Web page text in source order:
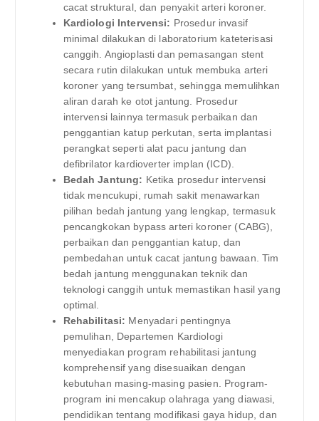
cacat struktural, dan penyakit arteri koroner.
Kardiologi Intervensi: Prosedur invasif
minimal dilakukan di laboratorium kateterisasi
canggih. Angioplasti dan pemasangan stent
secara rutin dilakukan untuk membuka arteri
koroner yang tersumbat, sehingga memulihkan
aliran darah ke otot jantung. Prosedur
intervensi lainnya termasuk perbaikan dan
penggantian katup perkutan, serta implantasi
perangkat seperti alat pacu jantung dan
defibrilator kardioverter implan (ICD).
Bedah Jantung: Ketika prosedur intervensi
tidak mencukupi, rumah sakit menawarkan
pilihan bedah jantung yang lengkap, termasuk
pencangkokan bypass arteri koroner (CABG),
perbaikan dan penggantian katup, dan
pembedahan untuk cacat jantung bawaan. Tim
bedah jantung menggunakan teknik dan
teknologi canggih untuk memastikan hasil yang
optimal.
Rehabilitasi: Menyadari pentingnya
pemulihan, Departemen Kardiologi
menyediakan program rehabilitasi jantung
komprehensif yang disesuaikan dengan
kebutuhan masing-masing pasien. Program-
program ini mencakup olahraga yang diawasi,
pendidikan tentang modifikasi gaya hidup, dan